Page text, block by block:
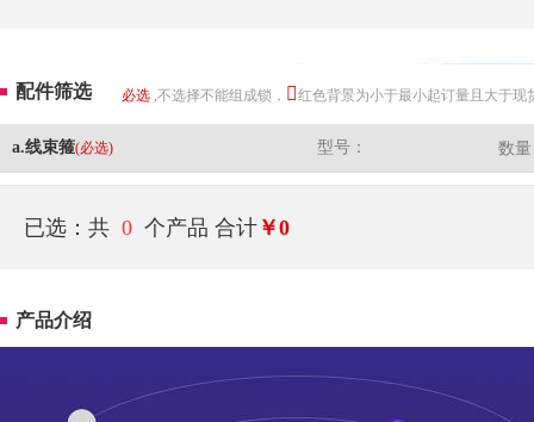
配件筛选 必选 ,不选择不能组成锁， 红色背景为小于最小起订量且大于现
a.线束箍(必选) 型号： 数
已选：共 0 个产品 合计 ￥0
产品介绍